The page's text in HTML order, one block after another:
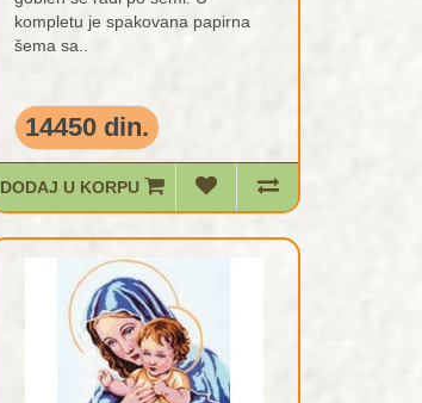
kompletu je spakovana papirna
šema sa..
14450 din.
DODAJ U KORPU